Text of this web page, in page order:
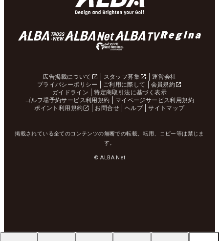
広告掲載について スタッフ募集
運営会社
プライバシーポリシー
ご利用に際して
会員規約
ガイドライン
特定商取引法に基づく表示
ゴルフ場予約サービス利用規約
マイページサービス利用規約
ポイント利用規約
お問合せ ヘルプ サイトマップ
掲載されている全てのコンテンツの無断での転載、転用、コピー等は禁じま
す。
© ALBA Net